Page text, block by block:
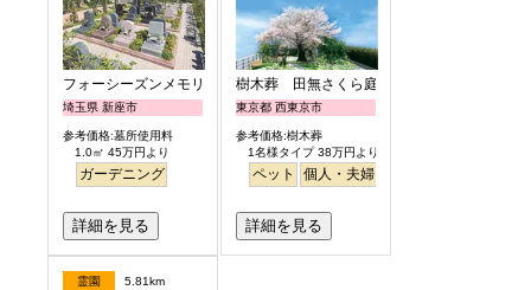
フォーシーズンメモリアル新座
埼玉県 新座市
参考価格:墓所使用料
1.0㎡ 45万円より
ガーデニング
詳細を見る
樹木葬 田無さくら庭園
東京都 西東京市
参考価格:樹木葬
1名様タイプ 38万円より
ペット 個人・夫婦
詳細を見る
霊園 5.81km